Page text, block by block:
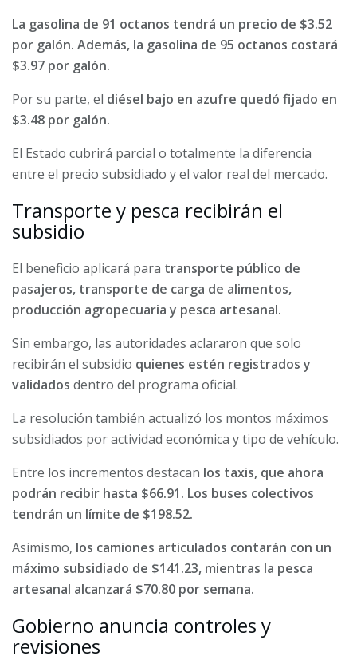
La gasolina de 91 octanos tendrá un precio de $3.52
por galón. Además, la gasolina de 95 octanos costará
$3.97 por galón.
Por su parte, el diésel bajo en azufre quedó fijado en
$3.48 por galón.
El Estado cubrirá parcial o totalmente la diferencia
entre el precio subsidiado y el valor real del mercado.
Transporte y pesca recibirán el
subsidio
El beneficio aplicará para transporte público de
pasajeros, transporte de carga de alimentos,
producción agropecuaria y pesca artesanal.
Sin embargo, las autoridades aclararon que solo
recibirán el subsidio quienes estén registrados y
validados dentro del programa oficial.
La resolución también actualizó los montos máximos
subsidiados por actividad económica y tipo de vehículo.
Entre los incrementos destacan los taxis, que ahora
podrán recibir hasta $66.91. Los buses colectivos
tendrán un límite de $198.52.
Asimismo, los camiones articulados contarán con un
máximo subsidiado de $141.23, mientras la pesca
artesanal alcanzará $70.80 por semana.
Gobierno anuncia controles y
revisiones